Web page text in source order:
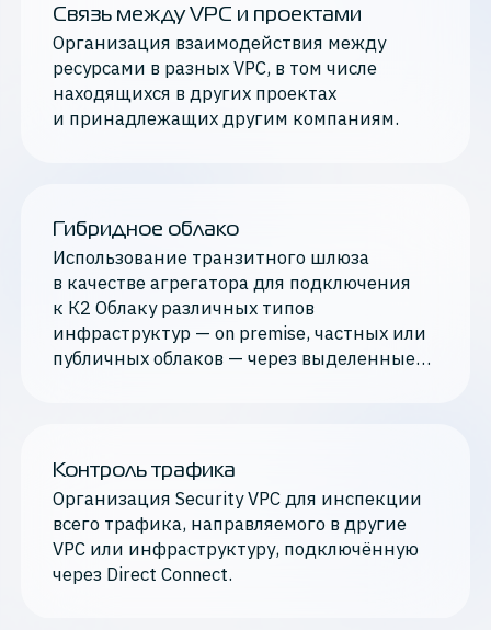
Связь между VPC и проектами
Организация взаимодействия между
ресурсами в разных VPC, в том числе
находящихся в других проектах
и принадлежащих другим компаниям.
Гибридное облако
Использование транзитного шлюза
в качестве агрегатора для подключения
к К2 Облаку различных типов
инфраструктур — on premise, частных или
публичных облаков — через выделенные
Контроль трафика
Организация Security VPC для инспекции
всего трафика, направляемого в другие
VPC или инфраструктуру, подключённую
через Direct Connect.